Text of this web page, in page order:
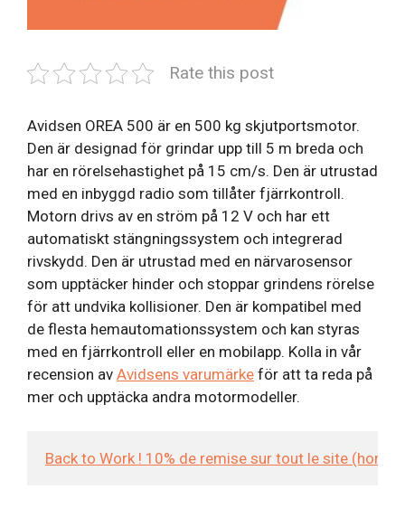
Rate this post
Avidsen OREA 500 är en 500 kg skjutportsmotor.
Den är designad för grindar upp till 5 m breda och
har en rörelsehastighet på 15 cm/s. Den är utrustad
med en inbyggd radio som tillåter fjärrkontroll.
Motorn drivs av en ström på 12 V och har ett
automatiskt stängningssystem och integrerad
rivskydd. Den är utrustad med en närvarosensor
som upptäcker hinder och stoppar grindens rörelse
för att undvika kollisioner. Den är kompatibel med
de flesta hemautomationssystem och kan styras
med en fjärrkontroll eller en mobilapp. Kolla in vår
recension av Avidsens varumärke för att ta reda på
mer och upptäcka andra motormodeller.
Back to Work ! 10% de remise sur tout le site (hors